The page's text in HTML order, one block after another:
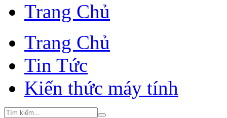
Trang Chủ
Trang Chủ
Tin Tức
Kiến thức máy tính